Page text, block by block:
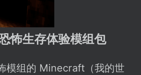
进与建议 🧃
反馈板块，欢迎每
你对 社区功能、
任何想法！...
怖生存体验模组包
模组的 Minecraft（我的世